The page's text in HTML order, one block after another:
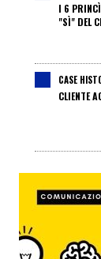
I 6
"SÌ" DEL
CASE
CLIENTE